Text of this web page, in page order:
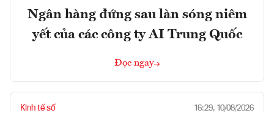
Ngân hàng đứng sau làn sóng niêm
yết của các công ty AI Trung Quốc
Đọc ngay
Kinh tế số 16:29, 10/08/2026